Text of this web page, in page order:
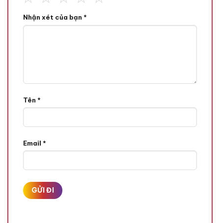
Nhận xét của bạn *
Tên *
Email *